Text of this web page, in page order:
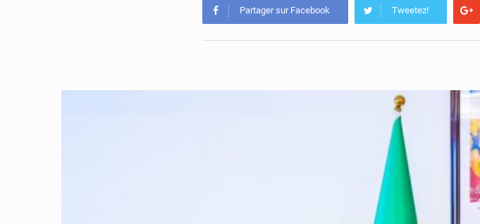
Partager sur Facebook Tweetez!